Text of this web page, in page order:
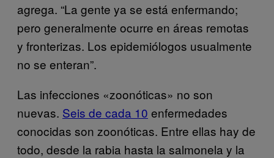
agrega. “La gente ya se está enfermando;
pero generalmente ocurre en áreas remotas
y fronterizas. Los epidemiólogos usualmente
no se enteran”.
Las infecciones «zoonóticas» no son
nuevas. Seis de cada 10 enfermedades
conocidas son zoonóticas. Entre ellas hay de
todo, desde la rabia hasta la salmonela y la